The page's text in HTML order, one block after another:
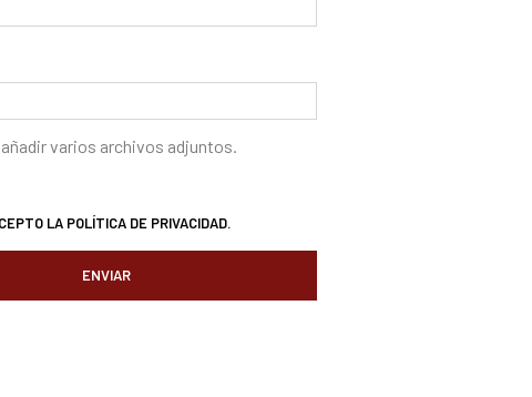
varios archivos adjuntos.
LA POLÍTICA DE PRIVACIDAD.
ENVIAR